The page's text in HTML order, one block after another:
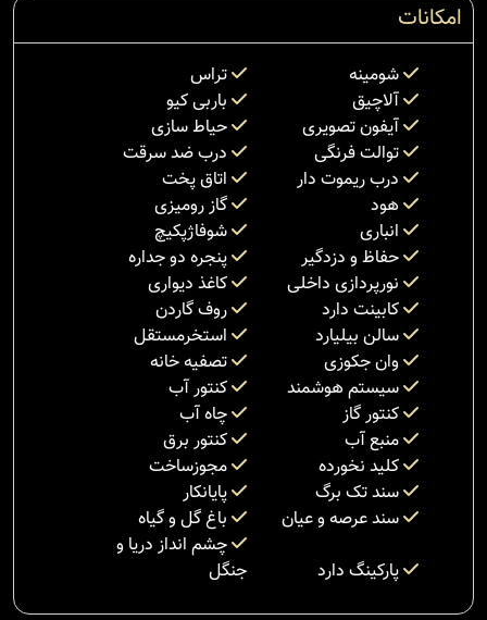
امکانات
شومینه
تراس
آلاچیق
باربی کیو
آیفون تصویری
حیاط سازی
توالت فرنگی
درب ضد سرقت
درب ریموت دار
اتاق پخت
هود
گاز رومیزی
انباری
شوفاژپکیچ
حفاظ و دزدگیر
پنجره دو جداره
نورپردازی داخلی
کاغذ دیواری
کابینت دارد
روف گاردن
سالن بیلیارد
استخرمستقل
وان جکوزی
تصفیه خانه
سیستم هوشمند
کنتور آب
کنتور گاز
چاه آب
منبع آب
کنتور برق
کلید نخورده
مجوزساخت
سند تک برگ
پایانکار
سند عرصه و عیان
باغ گل و گیاه
پارکینگ دارد
چشم انداز دریا و
جنگل